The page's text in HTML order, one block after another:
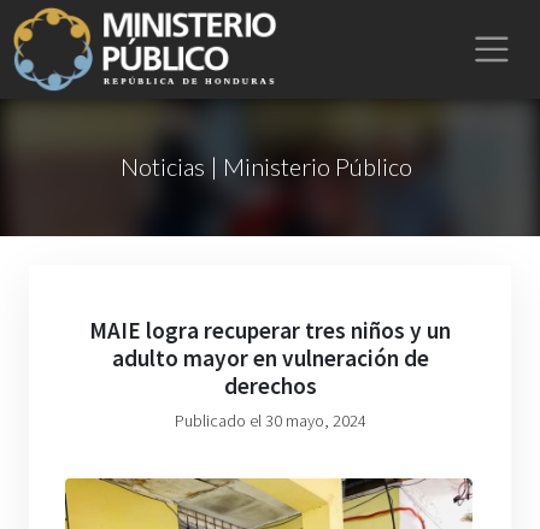
Noticias | Ministerio Público
MAIE logra recuperar tres niños y un
adulto mayor en vulneración de
derechos
Publicado el 30 mayo, 2024